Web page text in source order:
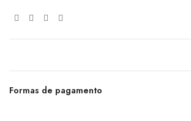
Formas de pagamento